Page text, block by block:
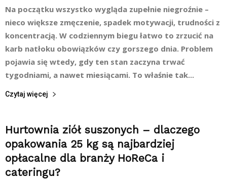
Na początku wszystko wygląda zupełnie niegroźnie –
nieco większe zmęczenie, spadek motywacji, trudności z
koncentracją. W codziennym biegu łatwo to zrzucić na
karb natłoku obowiązków czy gorszego dnia. Problem
pojawia się wtedy, gdy ten stan zaczyna trwać
tygodniami, a nawet miesiącami. To właśnie tak...
Czytaj więcej
Hurtownia ziół suszonych – dlaczego
opakowania 25 kg są najbardziej
opłacalne dla branży HoReCa i
cateringu?